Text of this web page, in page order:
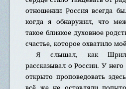
отношении Россия всегда
когда я обнаружил, что
такое близкое духовное
счастье, которое охватило
Я слышал, как
рассказывал о России. У
открыто проповедовать